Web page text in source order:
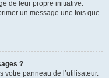
de leur propre initiative.
un message une fois que
?
votre panneau de l’utilisateur.